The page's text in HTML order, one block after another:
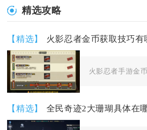
精选攻略
【精选】 火影忍者金币获取技巧有
火影忍者手游金
【精选】 全民奇迹2大珊瑚具体在